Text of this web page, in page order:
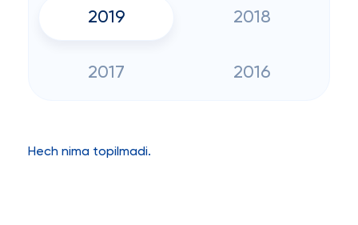
2019 2018
2017 2016
Hech nima topilmadi.